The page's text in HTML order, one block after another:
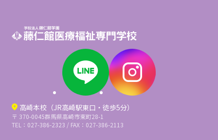
高崎本校（JR高崎駅東口・徒歩5分）
〒 370-0045群馬県高崎市東町28-1
TEL：027-386-2323 / FAX：027-386-2113